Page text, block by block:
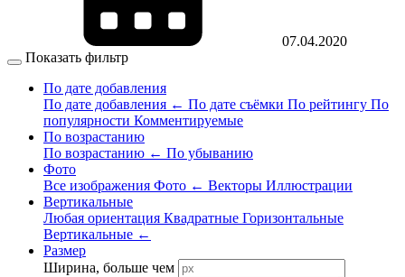
07.04.2020
Показать фильтр
По дате добавления
По дате добавления ← По дате съёмки По рейтингу По
популярности Комментируемые
По возрастанию
По возрастанию ← По убыванию
Фото
Все изображения Фото ← Векторы Иллюстрации
Вертикальные
Любая ориентация Квадратные Горизонтальные
Вертикальные ←
Размер
Ширина, больше чем